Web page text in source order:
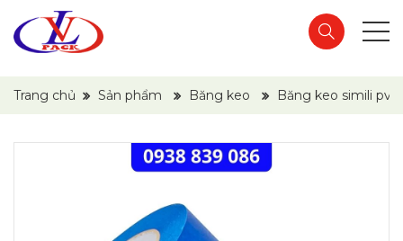
Trang chủ Sản phẩm Băng keo Băng keo simili